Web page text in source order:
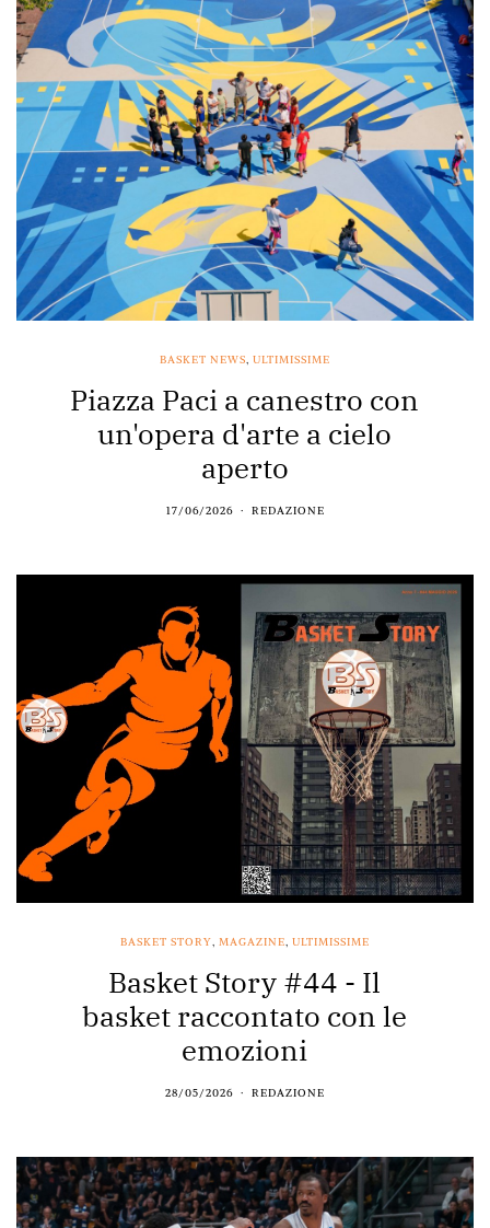
BASKET NEWS, ULTIMISSIME
Piazza Paci a canestro con
un'opera d'arte a cielo
aperto
17/06/2026 REDAZIONE
BASKET STORY, MAGAZINE, ULTIMISSIME
Basket Story #44 - Il
basket raccontato con le
emozioni
28/05/2026 REDAZIONE